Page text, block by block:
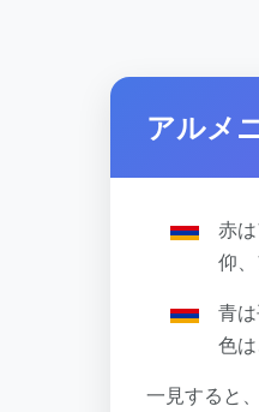
アルメ
赤
仰
青
色
一見すると